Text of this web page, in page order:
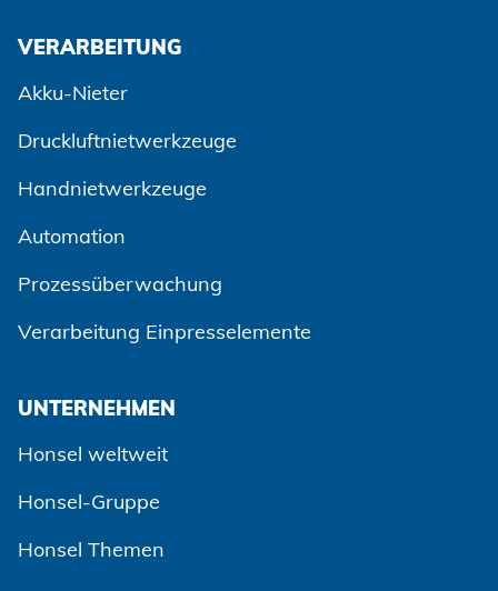
VERARBEITUNG
Akku-Nieter
Druckluftnietwerkzeuge
Handnietwerkzeuge
Automation
Prozessüberwachung
Verarbeitung Einpresselemente
UNTERNEHMEN
Honsel weltweit
Honsel-Gruppe
Honsel Themen